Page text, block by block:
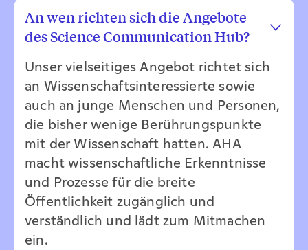
An wen richten sich die Angebote
des Science Communication Hub?
Unser vielseitiges Angebot richtet sich
an Wissenschaftsinteressierte sowie
auch an junge Menschen und Personen,
die bisher wenige Berührungspunkte
mit der Wissenschaft hatten. AHA
macht wissenschaftliche Erkenntnisse
und Prozesse für die breite
Öffentlichkeit zugänglich und
verständlich und lädt zum Mitmachen
ein.